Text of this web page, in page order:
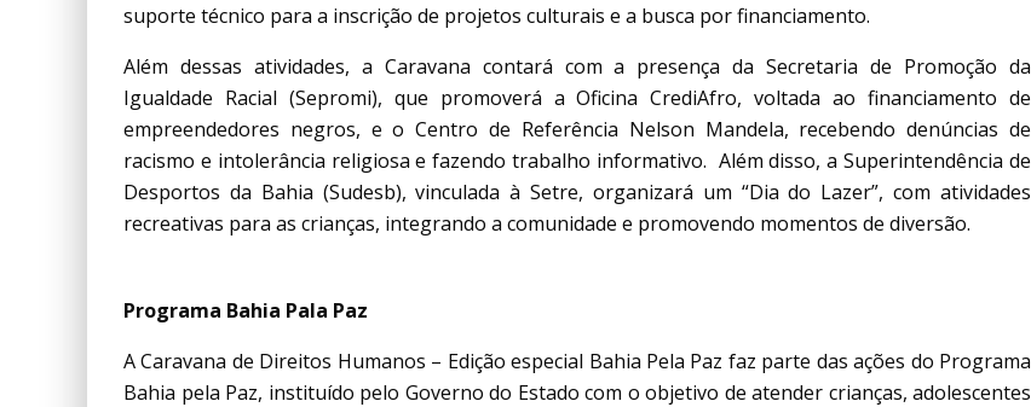
suporte técnico para a inscrição de projetos culturais e a busca por financiamento.
Além dessas atividades, a Caravana contará com a presença da Secretaria de Promoção da
Igualdade Racial (Sepromi), que promoverá a Oficina CrediAfro, voltada ao financiamento de
empreendedores negros, e o Centro de Referência Nelson Mandela, recebendo denúncias de
racismo e intolerância religiosa e fazendo trabalho informativo. Além disso, a Superintendência de
Desportos da Bahia (Sudesb), vinculada à Setre, organizará um “Dia do Lazer”, com atividades
recreativas para as crianças, integrando a comunidade e promovendo momentos de diversão.
Programa Bahia Pala Paz
A Caravana de Direitos Humanos – Edição especial Bahia Pela Paz faz parte das ações do Programa
Bahia pela Paz, instituído pelo Governo do Estado com o objetivo de atender crianças, adolescentes